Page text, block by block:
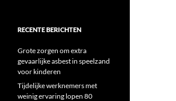
RECENTE BERICHTEN
Grote zorgen om extra
gevaarlijke asbest in speelzand
voor kinderen
Tijdelijke werknemers met
weinig ervaring lopen 80